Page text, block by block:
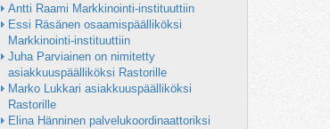
Antti Raami Markkinointi-instituuttiin
Essi Räsänen osaamispäälliköksi
Markkinointi-instituuttiin
Juha Parviainen on nimitetty
asiakkuuspäälliköksi Rastorille
Marko Lukkari asiakkuuspäälliköksi
Rastorille
Elina Hänninen palvelukoordinaattoriksi